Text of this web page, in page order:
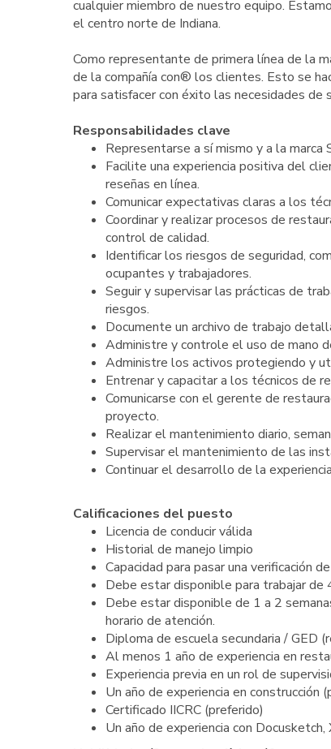
cualquier miembro de nuestro equipo.
el centro norte de Indiana.
Como representante de primera línea de la
de la compañía con® los clientes. Esto se
para satisfacer con éxito las necesidades de
Responsabilidades clave
Representarse a sí mismo y a la
Facilite una experiencia positiva del
reseñas en línea.
Comunicar expectativas claras a los
Coordinar y realizar procesos de
control de calidad.
Identificar los riesgos de seguridad,
ocupantes y trabajadores.
Seguir y supervisar las prácticas de
riesgos.
Documente un archivo de trabajo
Administre y controle el uso de mano
Administre los activos protegiendo y
Entrenar y capacitar a los técnicos de
Comunicarse con el gerente de
proyecto.
Realizar el mantenimiento diario,
Supervisar el mantenimiento de las
Continuar el desarrollo de la
Calificaciones del puesto
Licencia de conducir válida
Historial de manejo limpio
Capacidad para pasar una verificación
Debe estar disponible para trabajar de
Debe estar disponible de 1 a 2
horario de atención.
Diploma de escuela secundaria / GED
Al menos 1 año de experiencia en
Experiencia previa en un rol de
Un año de experiencia en construcción
Certificado IICRC (preferido)
Un año de experiencia con